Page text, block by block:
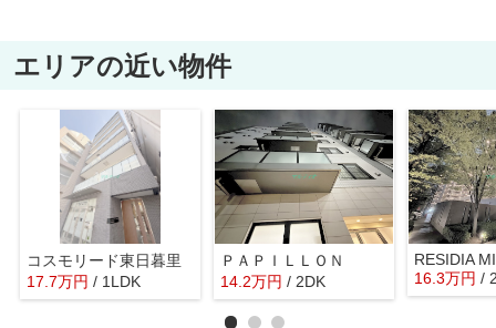
エリアの近い物件
コスモリード東日暮里
17.7万円 / 1LDK
ＰＡＰＩＬＬＯＮ
14.2万円 / 2DK 16.3万円 /